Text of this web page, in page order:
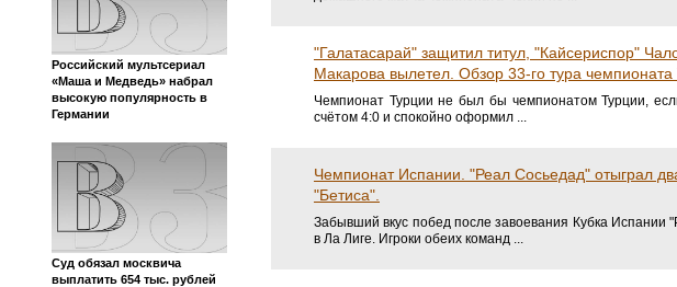
Российский мультсериал
«Маша и Медведь» набрал
высокую популярность в
Германии
Суд обязал москвича
выплатить 654 тыс. рублей
Болельщики "Славии" выбежали на поле и
футболистов "Спарты".
ПРАГА, 10 мая. /ТАСС/. Болельщики "Славии"
домашнего матча чемпионата Чехии по ...
"Галатасарай" защитил титул, "Кайсериспор"
Макарова вылетел. Обзор 33-го тура чемпионата
Чемпионат Турции не был бы чемпионатом Турции,
счётом 4:0 и спокойно оформил ...